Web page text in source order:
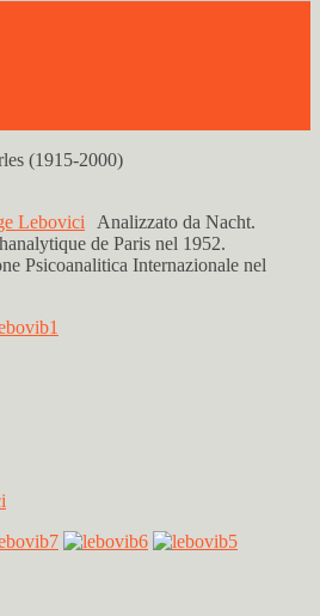
(1915-2000)
Analizzato da Nacht.
de Paris nel 1952.
Psicoanalitica Internazionale nel